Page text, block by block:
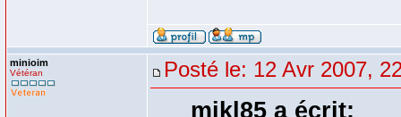
minioim
Vétéran Posté le: 12 Avr 2007,
mikl85 a écrit: